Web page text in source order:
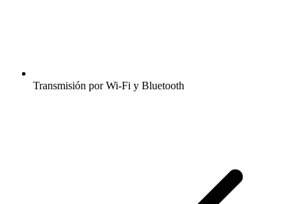
Transmisión por Wi-Fi y Bluetooth